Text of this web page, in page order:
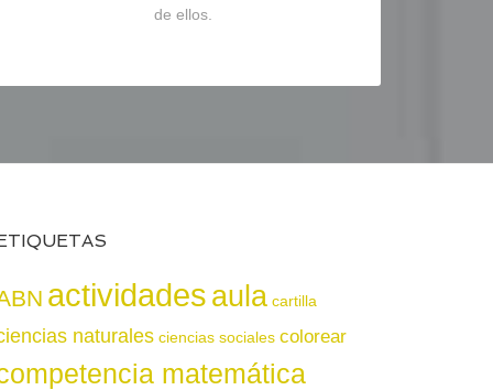
de ellos.
actividadesaula cartilla
naturales ciencias sociales colorear
matemática